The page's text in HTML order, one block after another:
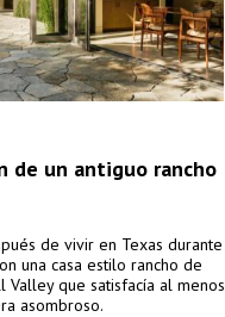
de un antiguo rancho
de vivir en Texas durante
una casa estilo rancho de
que satisfacía al menos
asombroso.